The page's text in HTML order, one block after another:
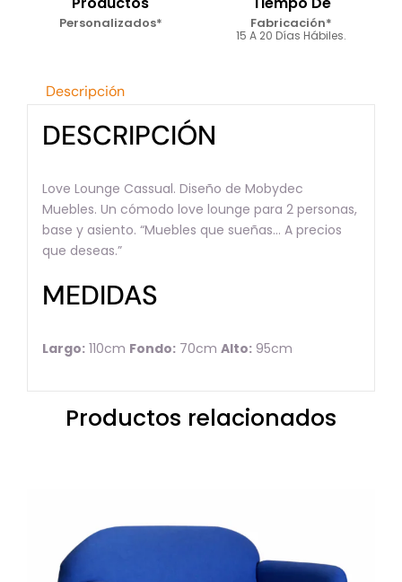
Personalizados* Fabricación*
15 A 20 Días Hábiles.
Descripción
DESCRIPCIÓN
Love Lounge Cassual. Diseño de Mobydec
Muebles. Un cómodo love lounge para 2 personas,
base y asiento. “Muebles que sueñas… A precios
que deseas.”
MEDIDAS
Largo:110cm Fondo:70cm Alto:95cm
Productos relacionados